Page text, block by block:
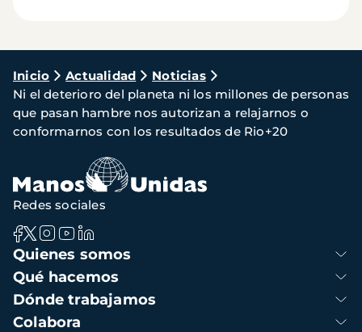
Ruta
de
navegación
Inicio Actualidad
Noticias
Ni el deterioro del planeta ni los millones de personas
que pasan hambre nos autorizan a relajarnos o
conformarnos con los resultados de Rio+20
Navegación
principal
Quienes somos
Qué hacemos
Dónde trabajamos
Colabora
Redes sociales